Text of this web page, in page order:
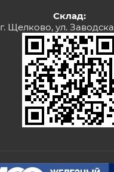
Склад:
г. Щелково, ул.